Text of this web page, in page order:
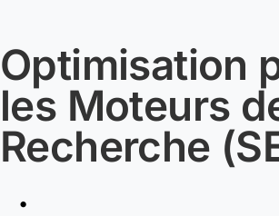
Optimisation
les Moteurs
Recherche